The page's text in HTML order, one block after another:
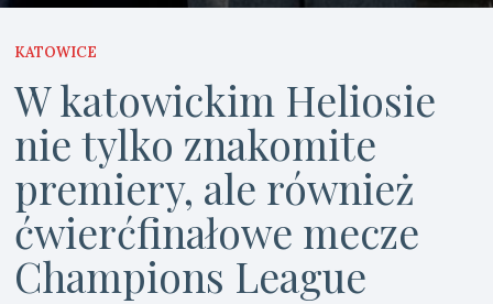
KATOWICE
W katowickim Heliosie
nie tylko znakomite
premiery, ale również
ćwierćfinałowe mecze
Champions League